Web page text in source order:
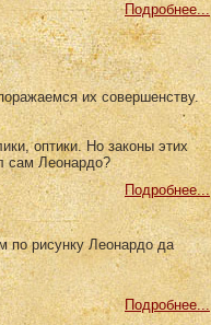
Подробнее...
их совершенству.
оптики. Но законы этих
сам Леонардо?
Подробнее...
по рисунку Леонардо да
Подробнее...